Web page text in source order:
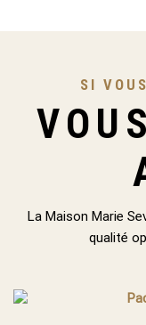
SI
La Maison Marie
qualité